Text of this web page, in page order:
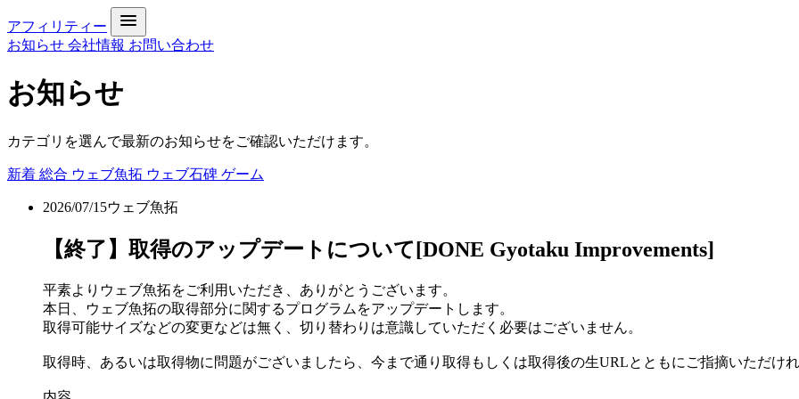
アフィリティー
お知らせ 会社情報 お問い合わせ
お知らせ
カテゴリを選んで最新のお知らせをご確認いただけます。
新着 総合 ウェブ魚拓 ウェブ石碑 ゲーム
2026/07/15ウェブ魚拓
【終了】取得のアップデートについて[DONE Gyotaku Improvements]
平素よりウェブ魚拓をご利用いただき、ありがとうございます。
本日、ウェブ魚拓の取得部分に関するプログラムをアップデートします。
取得可能サイズなどの変更などは無く、切り替わりは意識していただく必要はございません。
取得時、あるいは取得物に問題がございましたら、今まで通り取得もしくは取得後の生URLとともにご指摘いただけれ